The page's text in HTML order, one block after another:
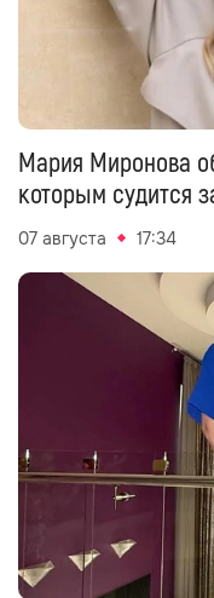
Мария Миронова
которым судится
07 августа 17:34